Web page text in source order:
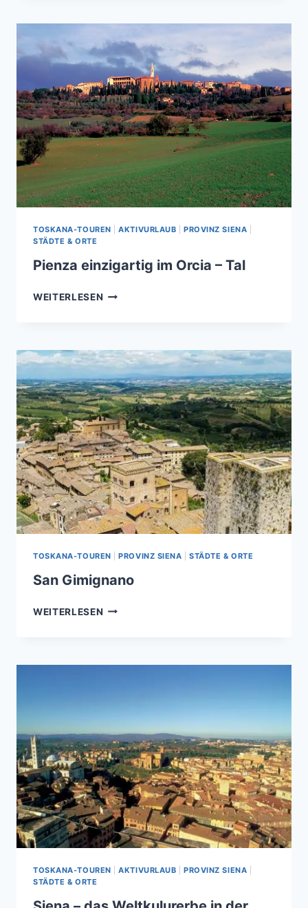
HAUPTSTADT
DER
TOSKANA
TOSKANA-TOUREN |AKTIVURLAUB |PROVINZ SIENA
STÄDTE & ORTE
Pienza einzigartig im Orcia – Tal
WEITERLESEN PIENZA
–
TAL
TOSKANA-TOUREN |PROVINZ SIENA |STÄDTE & ORTE
San Gimignano
WEITERLESEN SAN
TOSKANA-TOUREN |AKTIVURLAUB |PROVINZ SIENA
STÄDTE & ORTE